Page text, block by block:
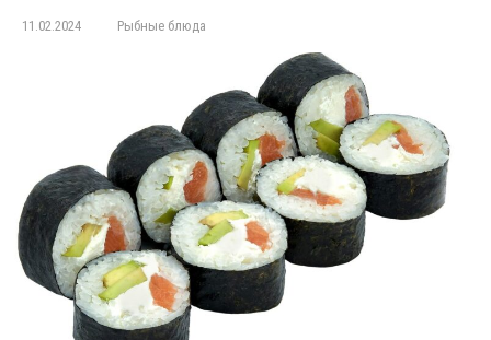
11.02.2024 Рыбные блюда